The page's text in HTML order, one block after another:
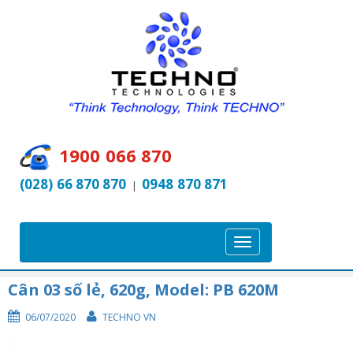
1900 066 870
(028) 66 870 870 | 0948 870 871
T
o
g
Cân 03 số lẻ, 620g, Model: PB 620M
06/07/2020 TECHNO VN